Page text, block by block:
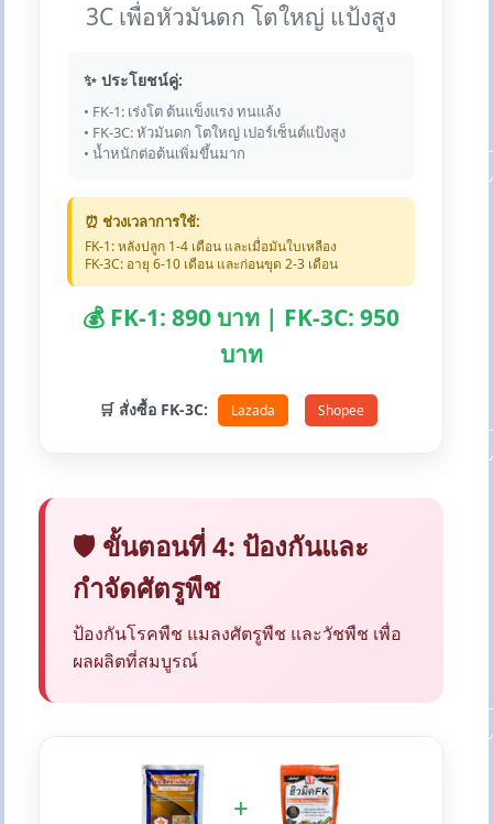
3C เพื่อหัวมันดก โตใหญ่ แป้งสูง
✨ ประโยชน์คู่:
• FK-1: เร่งโต ต้นแข็งแรง ทนแล้ง
• FK-3C: หัวมันดก โตใหญ่ เปอร์เซ็นต์แป้งสูง
• น้ำหนักต่อต้นเพิ่มขึ้นมาก
⏰ ช่วงเวลาการใช้:
FK-1: หลังปลูก 1-4 เดือน และเมื่อมันใบเหลือง
FK-3C: อายุ 6-10 เดือน และก่อนขุด 2-3 เดือน
💰 FK-1: 890 บาท | FK-3C: 950
บาท
🛒 สั่งซื้อ FK-3C: Lazada Shopee
🛡️ ขั้นตอนที่ 4: ป้องกันและ
กำจัดศัตรูพืช
ป้องกันโรคพืช แมลงศัตรูพืช และวัชพืช เพื่อ
ผลผลิตที่สมบูรณ์
+